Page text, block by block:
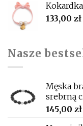
133,00 zł
Nasze
Męska
srebrną
145,00 zł